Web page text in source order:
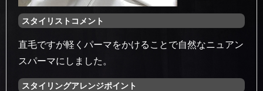
スタイリストコメント
直毛ですが軽くパーマをかけることで自然なニュアン
スパーマにしました。
スタイリングアレンジポイント